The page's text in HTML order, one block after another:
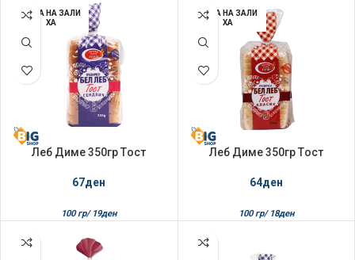
НЕМА НА ЗАЛИ
ХА
Леб Диме 350гр Tост
67ден
100 гр/ 19ден
НЕМА НА ЗАЛИ
ХА
Леб Диме 350гр Tост
64ден
100 гр/ 18ден